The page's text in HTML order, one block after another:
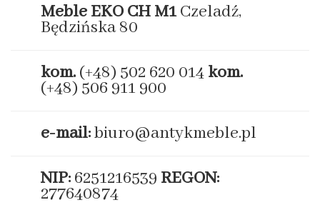
Meble EKO CH M1Czeladź,
Będzińska 80
kom. (+48) 502 620 014 kom.
(+48) 506 911 900
e-mail:biuro@antykmeble.pl
NIP: 6251216539 REGON:
277640874